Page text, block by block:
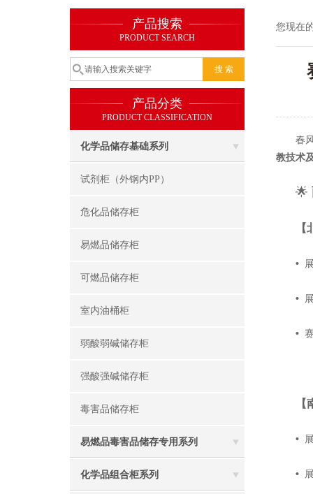
产品搜索
PRODUCT SEARCH
产品分类
PRODUCT CLASSIFICATION
化学品储存基础系列
试剂柜（外钢内PP）
危化品储存柜
易燃品储存柜
可燃品储存柜
室内油桶柜
弱酸弱碱储存柜
强酸强碱储存柜
毒害品储存柜
易燃品毒害品储存专用系列
化学品组合柜系列
您现在
春风
教技术
🌟
•
•
•
•
•